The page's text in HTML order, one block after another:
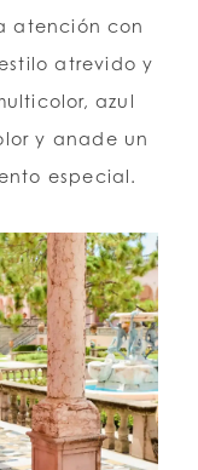
atención con
atrevido y
azul
y anade un
especial.